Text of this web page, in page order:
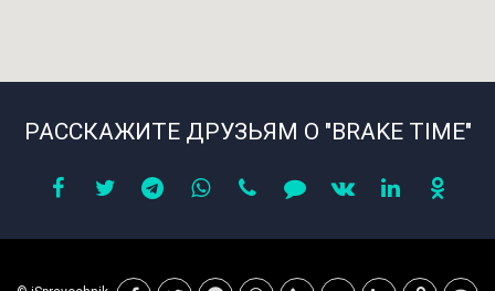
РАССКАЖИТЕ ДРУЗЬЯМ О "BRAKE TIME"